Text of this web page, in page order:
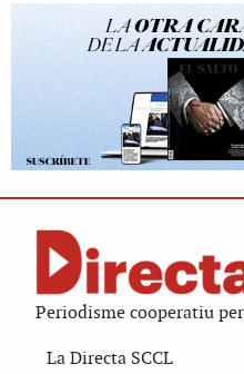
Periodisme cooperatiu
La Directa SCCL